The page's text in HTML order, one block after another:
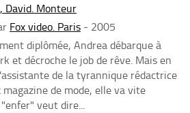
David. Monteur
Fox video. Paris - 2005
diplômée, Andrea débarque à
et décroche le job de rêve. Mais en
de la tyrannique rédactrice
de mode, elle va vite
veut dire...